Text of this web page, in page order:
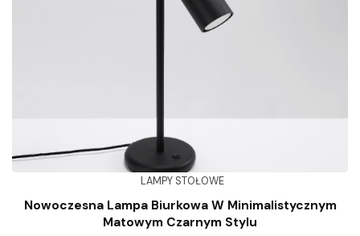
LAMPY STOŁOWE
Nowoczesna Lampa Biurkowa W Minimalistycznym
Matowym Czarnym Stylu